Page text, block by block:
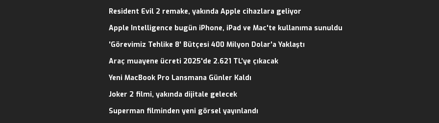
Resident Evil 2 remake, yakında Apple cihazlara geliyor
Apple Intelligence bugün iPhone, iPad ve Mac'te kullanıma sunuldu
'Görevimiz Tehlike 8' Bütçesi 400 Milyon Dolar'a Yaklaştı
Araç muayene ücreti 2025'de 2.621 TL’ye çıkacak
Yeni MacBook Pro Lansmana Günler Kaldı
Joker 2 filmi, yakında dijitale gelecek
Superman filminden yeni görsel yayınlandı